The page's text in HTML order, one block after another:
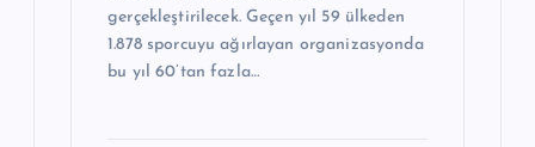
gerçekleştirilecek. Geçen yıl 59 ülkeden
1.878 sporcuyu ağırlayan organizasyonda
bu yıl 60’tan fazla…